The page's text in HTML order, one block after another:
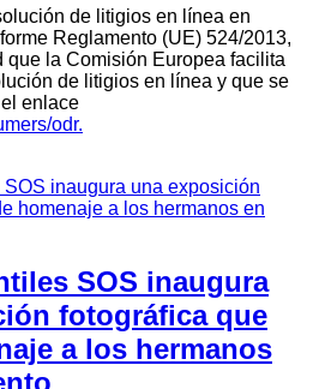
de litigios en línea en
Reglamento (UE) 524/2013,
la Comisión Europea facilita
de litigios en línea y que se
enlace
odr.
SOS inaugura
fotográfica que
a los hermanos